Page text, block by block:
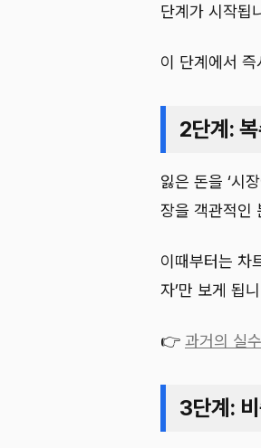
단계가 시작됩
이 단계에서
2단계:
잃은 돈을 ‘시
장을 객관적인
이때부터는 차
자’만 보게 됩
👉 과거의 실
3단계: